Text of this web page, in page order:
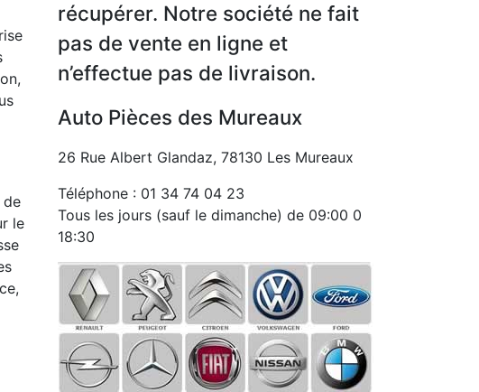
de
le
récupérer. Notre société ne fait
pas de vente en ligne et
n’effectue pas de livraison.
Auto Pièces des Mureaux
26 Rue Albert Glandaz, 78130 Les Mureaux
Téléphone : 01 34 74 04 23
Tous les jours (sauf le dimanche) de 09:00 0
18:30